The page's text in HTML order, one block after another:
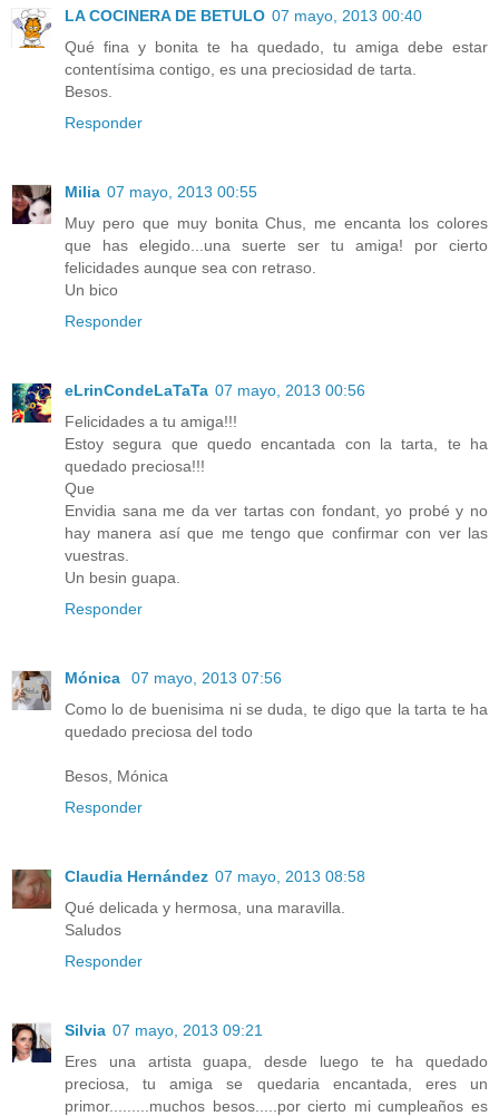
LA COCINERA DE BETULO 07 mayo, 2013 00:40
Qué fina y bonita te ha quedado, tu amiga debe estar
contentísima contigo, es una preciosidad de tarta.
Besos.
Responder
Milia 07 mayo, 2013 00:55
Muy pero que muy bonita Chus, me encanta los colores
que has elegido...una suerte ser tu amiga! por cierto
felicidades aunque sea con retraso.
Un bico
Responder
eLrinCondeLaTaTa 07 mayo, 2013 00:56
Felicidades a tu amiga!!!
Estoy segura que quedo encantada con la tarta, te ha
quedado preciosa!!!
Que
Envidia sana me da ver tartas con fondant, yo probé y no
hay manera así que me tengo que confirmar con ver las
vuestras.
Un besin guapa.
Responder
Mónica
07 mayo, 2013 07:56
Como lo de buenisima ni se duda, te digo que la tarta te ha
quedado preciosa del todo
Besos, Mónica
Responder
Claudia Hernández 07 mayo, 2013 08:58
Qué delicada y hermosa, una maravilla.
Saludos
Responder
Silvia 07 mayo, 2013 09:21
Eres una artista guapa, desde luego te ha quedado
preciosa, tu amiga se quedaria encantada, eres un
primor.........muchos besos.....por cierto mi cumpleaños es